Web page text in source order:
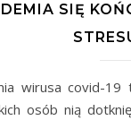
SIĘ
wirusa covid-
osób nią